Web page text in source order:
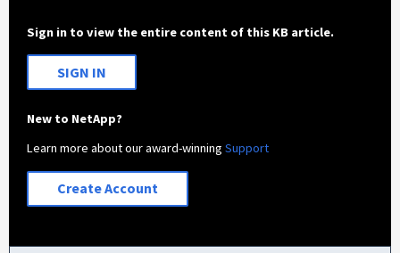
Sign in to view the entire content of this KB article.
SIGN IN
New to NetApp?
Learn more about our award-winningSupport
Create Account